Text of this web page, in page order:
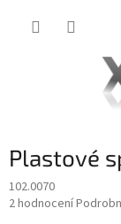
Plastové
102.0070
Průměrné
2 hodnocení